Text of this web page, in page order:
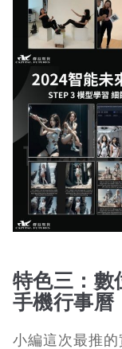
特色三：數
手機行事曆
小編這次最推